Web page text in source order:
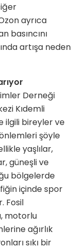
ayrıca
basıncını
artışa neden
Derneği
Kıdemli
ilgili bireyler ve
şöyle
yaşlılar,
güneşli ve
bölgelerde
içinde spor
Fosil
motorlu
ağırlık
sıkı bir